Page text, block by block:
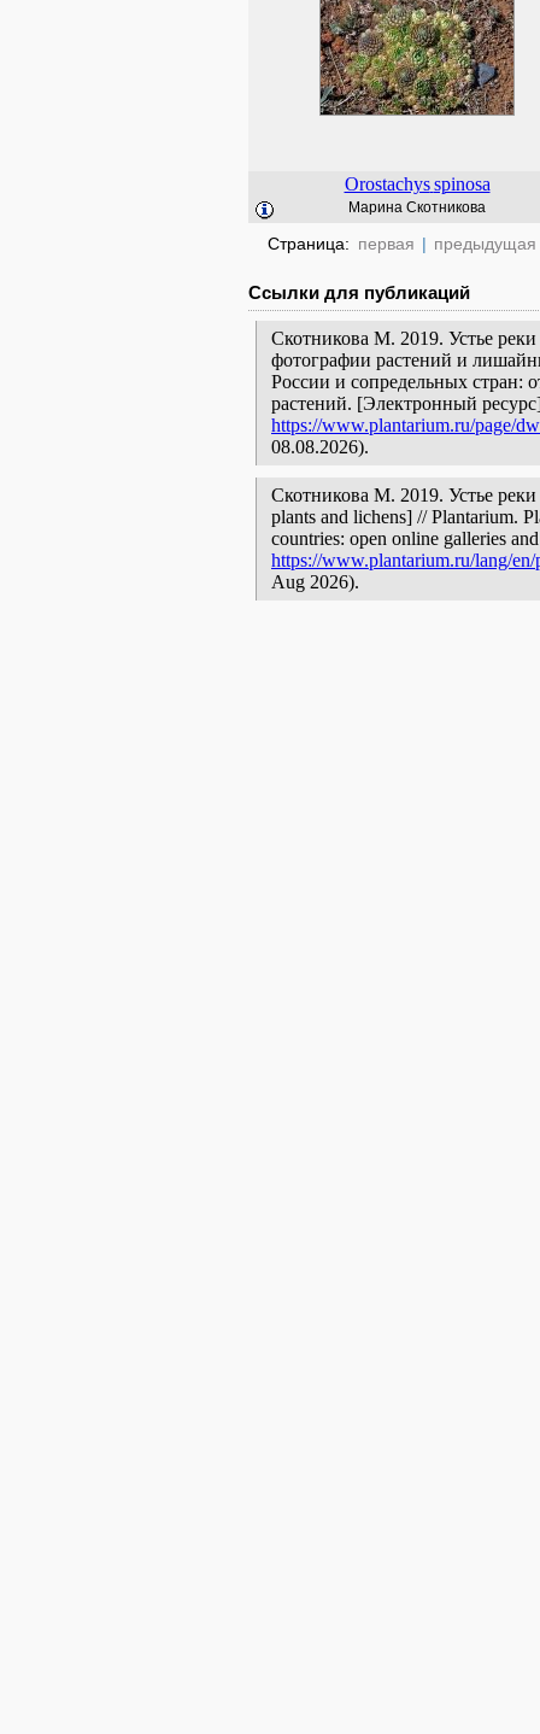
Orostachys spinosa
Марина Скотникова
Страница: первая | предыдущая
Ссылки для публикаций
Скотникова М. 2019. Устье
фотографии растений и
России и сопредельных стран:
растений. [Электронный
https://www.plantarium.ru/page/
08.08.2026).
Скотникова М. 2019. Устье
plants and lichens] // Plantarium.
countries: open online galleries
https://www.plantarium.ru/lang/
Aug 2026).